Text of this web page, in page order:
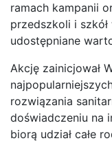
ramach kampanii
przedszkoli i szkół
udostępniane
Akcję zainicjował
rozwiązania
doświadczeniu na
biorą udział całe